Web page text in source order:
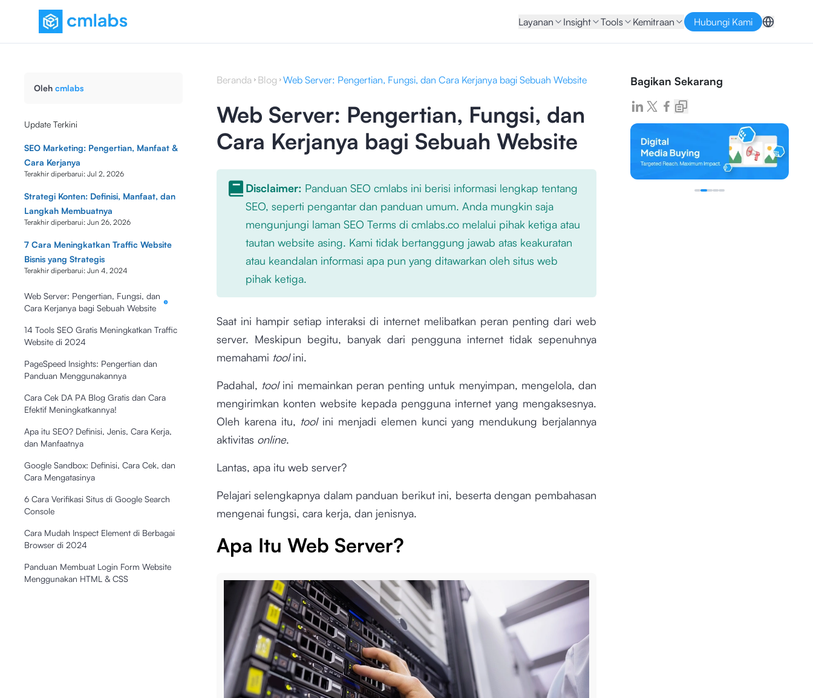
Layanan Insight Tools Kemitraan Hubungi Kami
Oleh cmlabs
Update Terkini
SEO Marketing: Pengertian, Manfaat &
Cara Kerjanya
Terakhir diperbarui: Jul 2, 2026
Strategi Konten: Definisi, Manfaat, dan
Langkah Membuatnya
Terakhir diperbarui: Jun 26, 2026
7 Cara Meningkatkan Traffic Website
Bisnis yang Strategis
Terakhir diperbarui: Jun 4, 2024
Web Server: Pengertian, Fungsi, dan
Cara Kerjanya bagi Sebuah Website
14 Tools SEO Gratis Meningkatkan Traffic
Website di 2024
PageSpeed Insights: Pengertian dan
Panduan Menggunakannya
Cara Cek DA PA Blog Gratis dan Cara
Efektif Meningkatkannya!
Apa itu SEO? Definisi, Jenis, Cara Kerja,
dan Manfaatnya
Google Sandbox: Definisi, Cara Cek, dan
Cara Mengatasinya
6 Cara Verifikasi Situs di Google Search
Console
Cara Mudah Inspect Element di Berbagai
Browser di 2024
Panduan Membuat Login Form Website
Menggunakan HTML & CSS
Beranda Blog Web Server: Pengertian, Fungsi, dan Cara Kerjanya bagi Sebuah Website
Web Server: Pengertian, Fungsi, dan
Cara Kerjanya bagi Sebuah Website
Disclaimer: Panduan SEO cmlabs ini berisi informasi lengkap tentang
SEO, seperti pengantar dan panduan umum. Anda mungkin saja
mengunjungi laman SEO Terms di cmlabs.co melalui pihak ketiga atau
tautan website asing. Kami tidak bertanggung jawab atas keakuratan
atau keandalan informasi apa pun yang ditawarkan oleh situs web
pihak ketiga.
Saat ini hampir setiap interaksi di internet melibatkan peran penting dari web
server. Meskipun begitu, banyak dari pengguna internet tidak sepenuhnya
memahami toolini.
Padahal, tool ini memainkan peran penting untuk menyimpan, mengelola, dan
mengirimkan konten website kepada pengguna internet yang mengaksesnya.
Oleh karena itu, tool ini menjadi elemen kunci yang mendukung berjalannya
aktivitas online.
Lantas, apa itu web server?
Pelajari selengkapnya dalam panduan berikut ini, beserta dengan pembahasan
mengenai fungsi, cara kerja, dan jenisnya.
Apa Itu Web Server?
Bagikan Sekarang